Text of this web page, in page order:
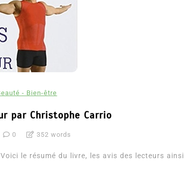
- Bien-être
par Christophe Carrio
0 352 words
le résumé du livre, les avis des lecteurs ainsi
Dans Thriller
Le coupable n’est pas Camille